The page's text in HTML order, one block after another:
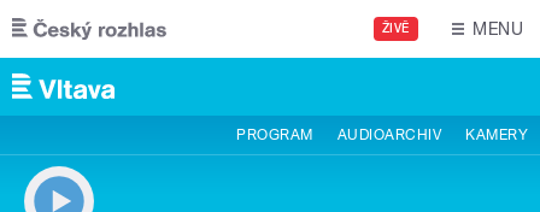
Přejít k hlavnímu obsahu
ŽIVĚ MENU
PROGRAM AUDIOARCHIV KAMERY